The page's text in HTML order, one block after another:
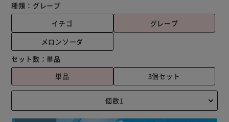
種類： グレープ
イチゴ
グレープ
メロンソーダ
セット数： 単品
単品
3個セット